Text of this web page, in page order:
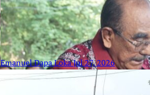
Emanuel Dapa LokaJul 27, 2026